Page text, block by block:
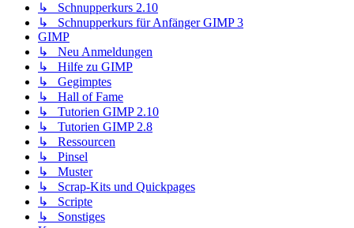
↳ Schnupperkurs 2.10
↳ Schnupperkurs für Anfänger GIMP 3
GIMP
↳ Neu Anmeldungen
↳ Hilfe zu GIMP
↳ Gegimptes
↳ Hall of Fame
↳ Tutorien GIMP 2.10
↳ Tutorien GIMP 2.8
↳ Ressourcen
↳ Pinsel
↳ Muster
↳ Scrap-Kits und Quickpages
↳ Scripte
↳ Sonstiges